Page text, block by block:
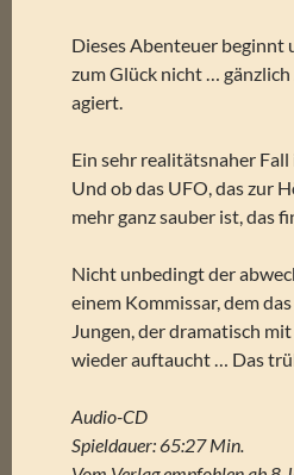
Dieses Abenteuer beginnt
zum Glück nicht …
agiert.
Ein sehr realitätsnaher Fall
Und ob das UFO, das zur
mehr ganz sauber ist, das
Nicht unbedingt der
einem Kommissar, dem
Jungen, der dramatisch
wieder auftaucht … Das
Audio-CD
Spieldauer: 65:27 Min.